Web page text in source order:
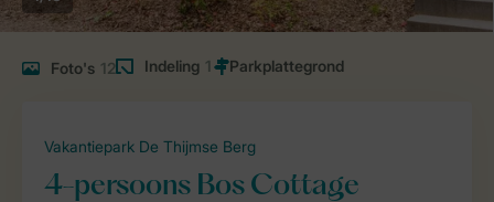
Foto's 12 Indeling 1
Vakantiepark De Thijmse Berg
4-persoons Bos Cottage